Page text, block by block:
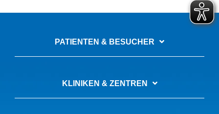
PATIENTEN & BESUCHER
KLINIKEN & ZENTREN